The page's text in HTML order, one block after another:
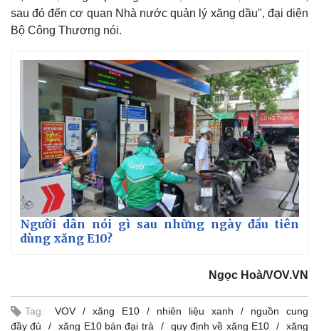
sau đó đến cơ quan Nhà nước quản lý xăng dầu", đại diện
Bộ Công Thương nói.
Người dân nói gì sau những ngày đầu tiên
dùng xăng E10?
Ngọc Hoà/VOV.VN
Tag: VOV xăng E10 nhiên liệu xanh
nguồn cung
đầy đủ
xăng E10 bán đại trà quy định về xăng E10
xăng